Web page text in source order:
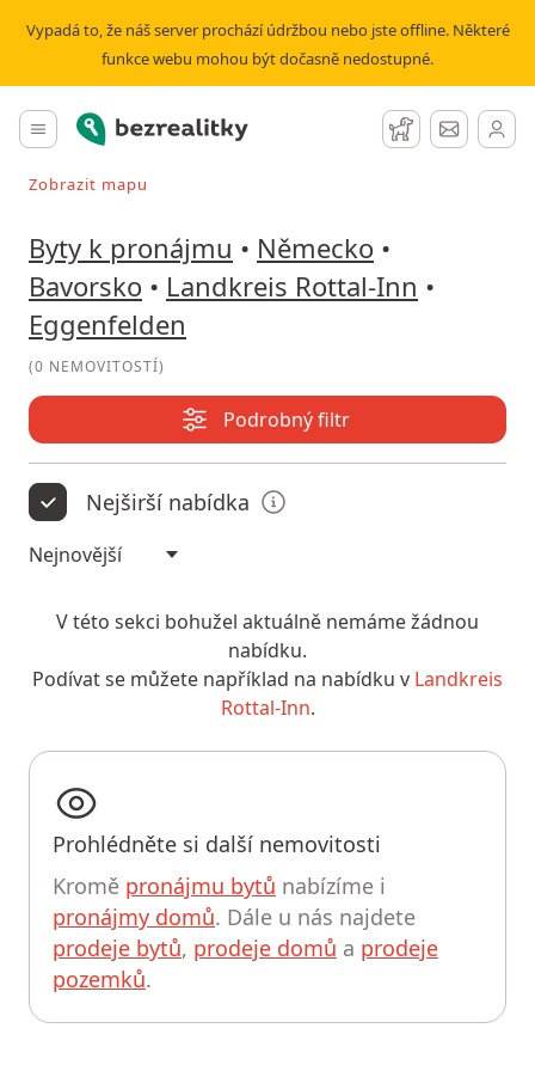
Vypadá to, že náš server prochází údržbou nebo jste offline. Některé
funkce webu mohou být dočasně nedostupné.
Hlavní menu
Bezrealitky Hlídací pes
Zprávy
Vyhledávat při pohybu v mapě
Zobrazit mapu
Byty k pronájmu • Německo •
Bavorsko • Landkreis Rottal-Inn •
Eggenfelden
(0 NEMOVITOSTÍ)
Podrobný filtr
Nejširší nabídka
V této sekci bohužel aktuálně nemáme žádnou
nabídku.
Podívat se můžete například na nabídku v Landkreis
Rottal-Inn.
Prohlédněte si další nemovitosti
Kromě pronájmu bytů nabízíme i
pronájmy domů. Dále u nás najdete
prodeje bytů, prodeje domů a prodeje
pozemků.